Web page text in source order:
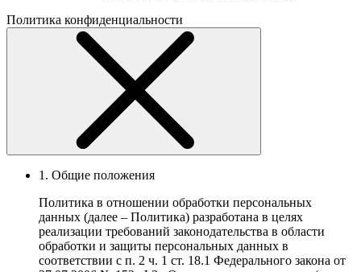
Политика конфиденциальности
1. Общие положения
Политика в отношении обработки персональных
данных (далее – Политика) разработана в целях
реализации требований законодательства в области
обработки и защиты персональных данных в
соответствии с п. 2 ч. 1 ст. 18.1 Федерального закона от